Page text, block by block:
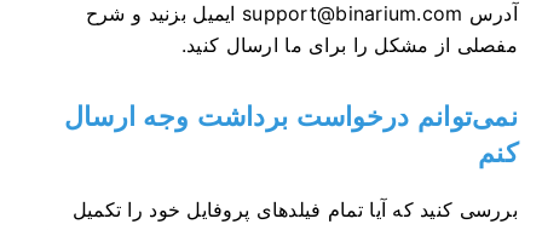
آدرس support@binarium.com ایمیل بزنید و شرح
مفصلی از مشکل را برای ما ارسال کنید.
نمی‌توانم درخواست برداشت وجه ارسال
کنم
بررسی کنید که آیا تمام فیلدهای پروفایل خود را تکمیل